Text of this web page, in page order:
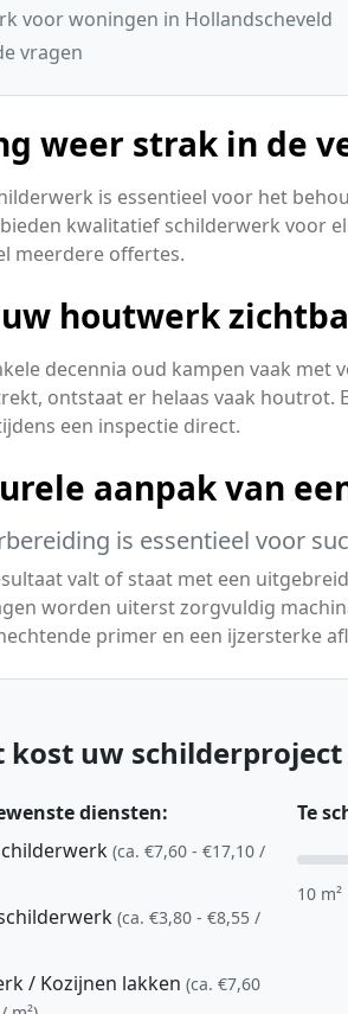
voor woningen in Hollandscheveld
vragen
weer strak in de
is essentieel voor het
kwalitatief schilderwerk voor
meerdere offertes.
houtwerk
decennia oud kampen vaak met
ontstaat er helaas vaak houtrot.
een inspectie direct.
aanpak van
is essentieel voor
valt of staat met een
worden uiterst zorgvuldig
primer en een ijzersterke
kost uw
diensten:
(ca. €7,60 - €17,10 /
(ca. €3,80 - €8,55 /
/ Kozijnen lakken (ca. €7,60
Te
10 m²